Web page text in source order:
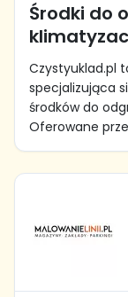
Środki do
Czystyuklad.pl
specjalizująca
środków do
Oferowane